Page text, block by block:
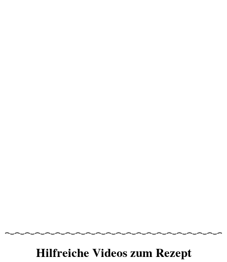
Hilfreiche Videos zum Rezept